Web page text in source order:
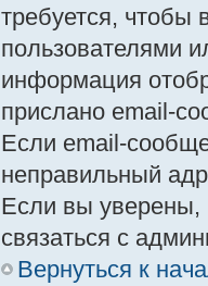
требуется, чтобы
пользователями
информация
прислано email-
Если email-
неправильный
Если вы уверены,
связаться с
Вернуться к